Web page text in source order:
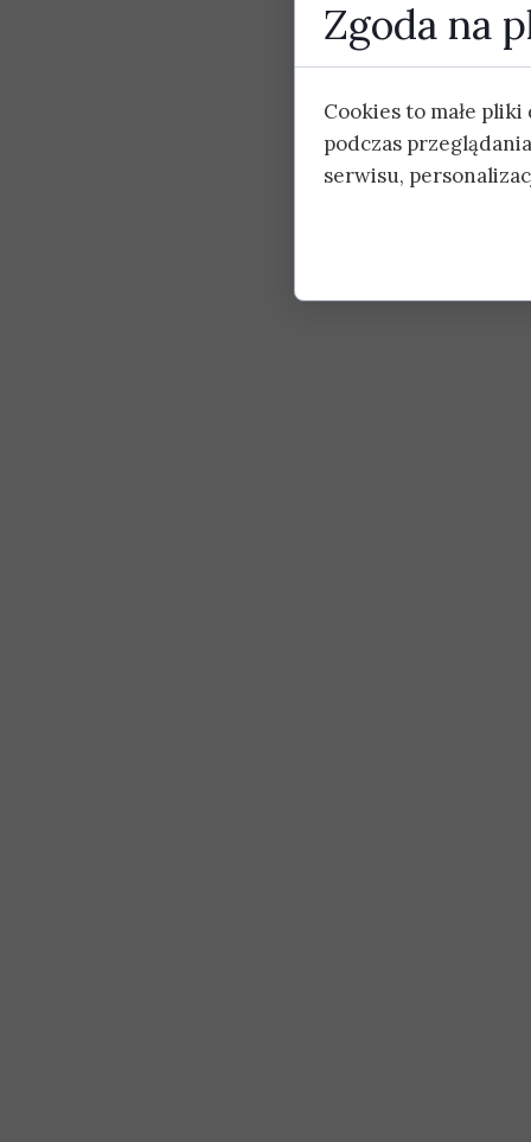
Zgoda na
Cookies to małe
podczas
serwisu,